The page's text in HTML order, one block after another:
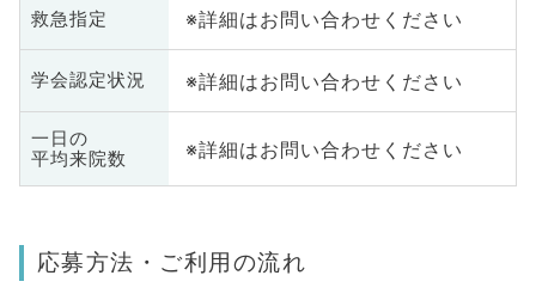
救急指定 ※詳細はお問い合わせください
学会認定状況 ※詳細はお問い合わせください
一日の
平均来院数
※詳細はお問い合わせください
応募方法・ご利用の流れ